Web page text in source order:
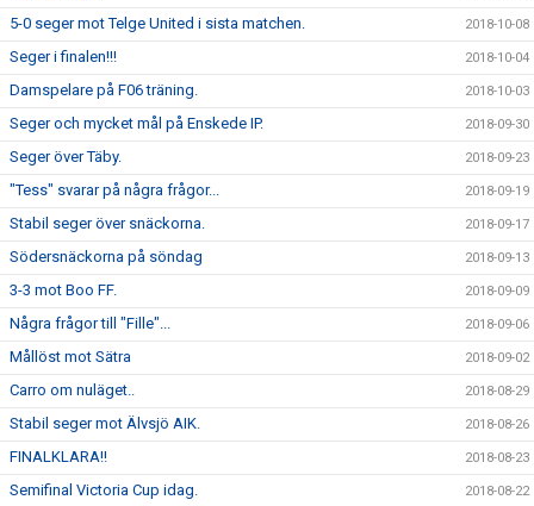
5-0 seger mot Telge United i sista matchen. 2018-10-08
Seger i finalen!!! 2018-10-04
Damspelare på F06 träning. 2018-10-03
Seger och mycket mål på Enskede IP. 2018-09-30
Seger över Täby. 2018-09-23
"Tess" svarar på några frågor... 2018-09-19
Stabil seger över snäckorna. 2018-09-17
Södersnäckorna på söndag 2018-09-13
3-3 mot Boo FF. 2018-09-09
Några frågor till "Fille"... 2018-09-06
Mållöst mot Sätra 2018-09-02
Carro om nuläget.. 2018-08-29
Stabil seger mot Älvsjö AIK. 2018-08-26
FINALKLARA!! 2018-08-23
Semifinal Victoria Cup idag. 2018-08-22